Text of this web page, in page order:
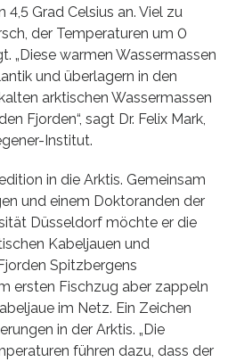
Grad Celsius an. Viel zu
der Temperaturen um 0
„Diese warmen Wassermassen
und überlagern in den
arktischen Wassermassen
Fjorden“, sagt Dr. Felix Mark,
Institut.
in die Arktis. Gemeinsam
und einem Doktoranden der
Düsseldorf möchte er die
Kabeljauen und
Spitzbergens
ersten Fischzug aber zappeln
im Netz. Ein Zeichen
in der Arktis. „Die
führen dazu, dass der